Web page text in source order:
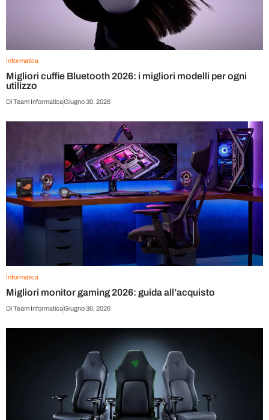
Informatica
Migliori cuffie Bluetooth 2026: i migliori modelli per ogni
utilizzo
DiTeam InformaticaGiugno 30, 2026
Informatica
Migliori monitor gaming 2026: guida all’acquisto
DiTeam InformaticaGiugno 30, 2026